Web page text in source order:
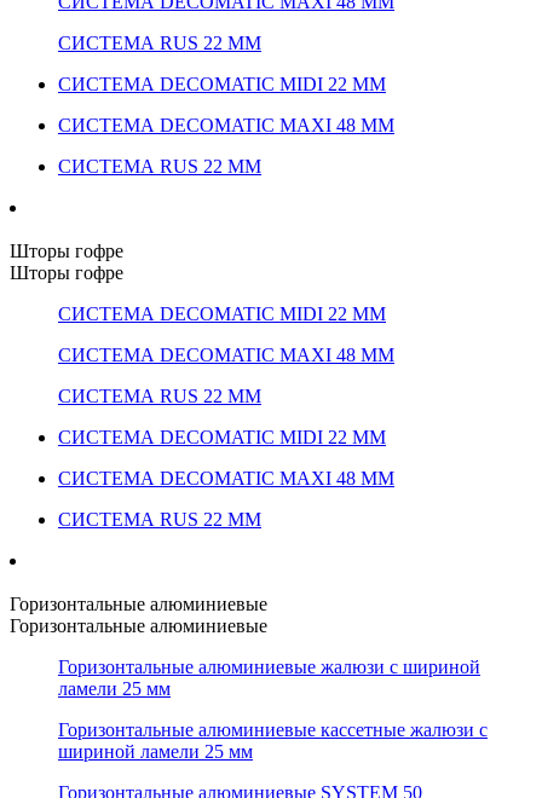
СИСТЕМА RUS 22 ММ
СИСТЕМА DECOMATIC MIDI 22 ММ
СИСТЕМА DECOMATIC MAXI 48 ММ
СИСТЕМА RUS 22 ММ
Шторы гофре
Шторы гофре
СИСТЕМА DECOMATIC MIDI 22 ММ
СИСТЕМА DECOMATIC MAXI 48 ММ
СИСТЕМА RUS 22 ММ
СИСТЕМА DECOMATIC MIDI 22 ММ
СИСТЕМА DECOMATIC MAXI 48 ММ
СИСТЕМА RUS 22 ММ
Горизонтальные алюминиевые
Горизонтальные алюминиевые
Горизонтальные алюминиевые жалюзи с шириной
ламели 25 мм
Горизонтальные алюминиевые кассетные жалюзи с
шириной ламели 25 мм
Горизонтальные алюминиевые SYSTEM 50